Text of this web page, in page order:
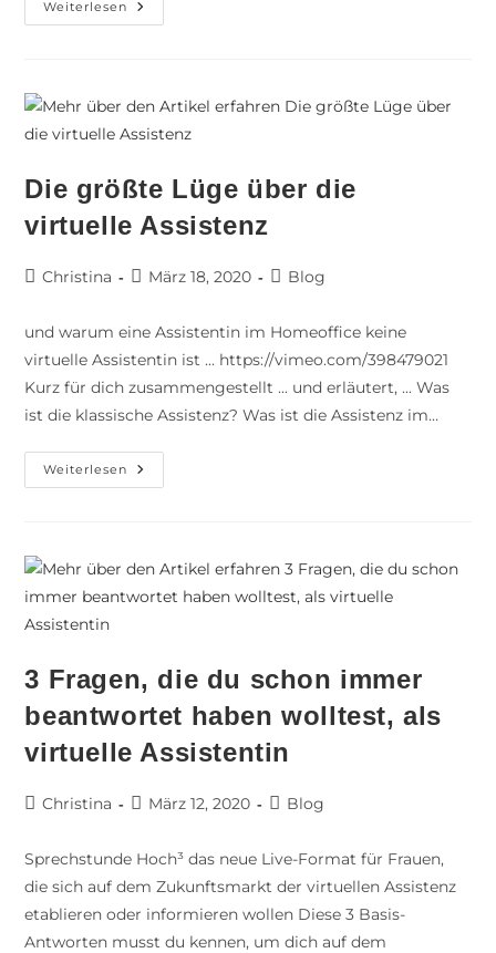
Weiterlesen
Die größte Lüge über die
virtuelle Assistenz
Christina März 18, 2020 Blog
und warum eine Assistentin im Homeoffice keine
virtuelle Assistentin ist ... https://vimeo.com/398479021
Kurz für dich zusammengestellt ... und erläutert, ... Was
ist die klassische Assistenz? Was ist die Assistenz im…
Weiterlesen
3 Fragen, die du schon immer
beantwortet haben wolltest, als
virtuelle Assistentin
Christina März 12, 2020 Blog
Sprechstunde Hoch³ das neue Live-Format für Frauen,
die sich auf dem Zukunftsmarkt der virtuellen Assistenz
etablieren oder informieren wollen Diese 3 Basis-
Antworten musst du kennen, um dich auf dem